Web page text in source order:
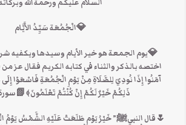
السلام عليكم ورحمة الله
💎الْجُمُعَة سَيِّدُ الأَيَّام
💎يوم الجمعة هو خير الأيام وسيدها ويكفيه
اختصه بالذكر والثناء في كتابه الكريم فقال عز من
آمَنُوا إِذَا نُودِيَ لِلصَّلَاةِ مِنْ يَوْمِ الْجُمُعَةِ فَاسْعَوْا إِلَى
ذَلِكُمْ خَيْرٌ لَكُمْ إِنْ كُنْتُمْ
🌷قال النبيﷺ” خَيْرُ يَوْمٍ طَلَعَتْ عَلَيْهِ الشَّمْسُ يَوْمُ